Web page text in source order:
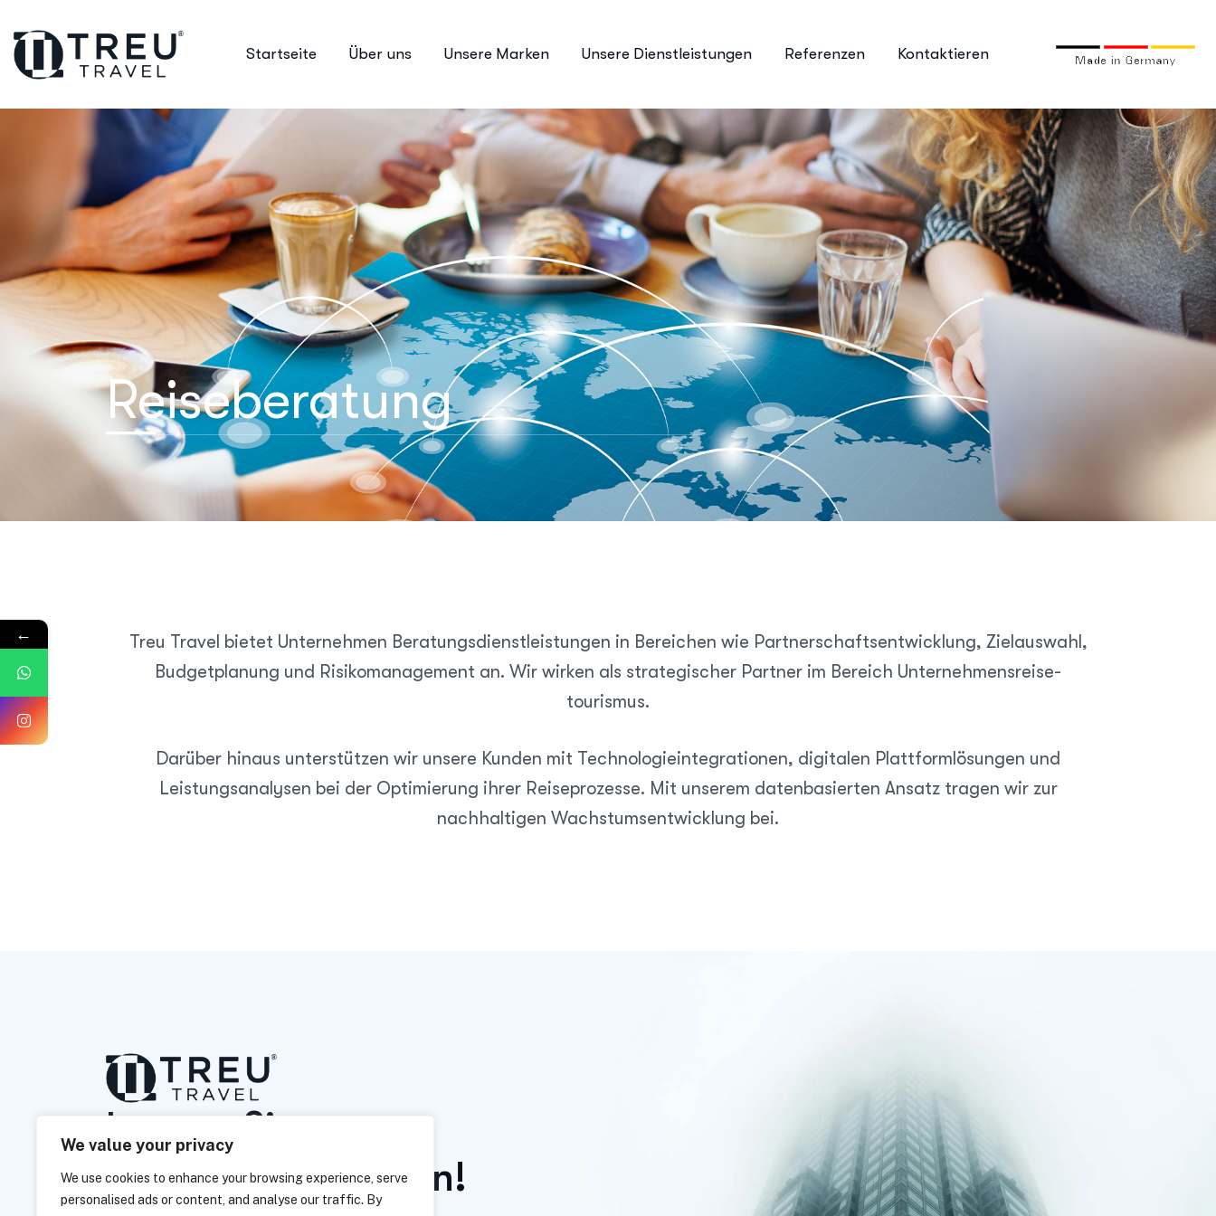
We value your privacy
We use cookies to enhance your browsing experience, serve
personalised ads or content, and analyse our traffic. By
Startseite Über uns Unsere Marken Unsere Dienstleistungen Referenzen Kontaktieren
Reiseberatung
Treu Travel bietet Unternehmen Beratungsdienstleistungen in Bereichen wie Partnerschaftsentwicklung, Ziel­auswahl,
Budgetplanung und Risikomanagement an. Wir wirken als strategischer Partner im Bereich Unternehmensreise­
tourismus.
Darüber hinaus unterstützen wir unsere Kunden mit Technologie­integrationen, digitalen Plattform­lösungen und
Leistungs­analysen bei der Optimierung ihrer Reise­prozesse. Mit unserem daten­basierten Ansatz tragen wir zur
nachhaltigen Wachstums­entwicklung bei.
L e Si
zusammenarbeit n!
←